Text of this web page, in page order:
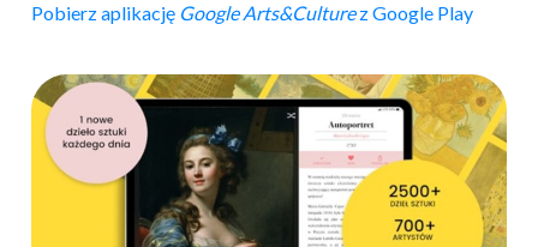
Pobierz aplikację Google Arts&Culturez Google Play